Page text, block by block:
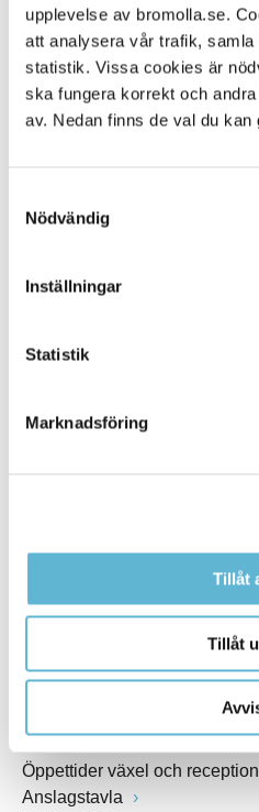
upplevelse av bromolla.se.
att analysera vår trafik, samla
statistik. Vissa cookies är
ska fungera korrekt och
av. Nedan finns de val du kan
Nödvändig
Inställningar
Statistik
Marknadsföring
Tillåt
Tillåt
Alla platser
KONTAKT
Besöksadress
Box 18, 295 21 Bromölla
Fax: 0456-82 22 00
Öppettider växel och
Anslagstavla